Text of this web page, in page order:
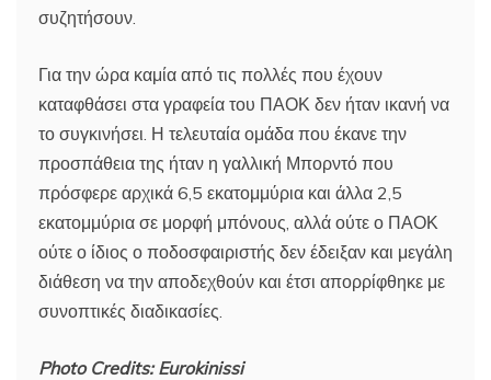
συζητήσουν.
Για την ώρα καμία από τις πολλές που έχουν
καταφθάσει στα γραφεία του ΠΑΟΚ δεν ήταν ικανή να
το συγκινήσει. Η τελευταία ομάδα που έκανε την
προσπάθεια της ήταν η γαλλική Μπορντό που
πρόσφερε αρχικά 6,5 εκατομμύρια και άλλα 2,5
εκατομμύρια σε μορφή μπόνους, αλλά ούτε ο ΠΑΟΚ
ούτε ο ίδιος ο ποδοσφαιριστής δεν έδειξαν και μεγάλη
διάθεση να την αποδεχθούν και έτσι απορρίφθηκε με
συνοπτικές διαδικασίες.
Photo Credits: Eurokinissi